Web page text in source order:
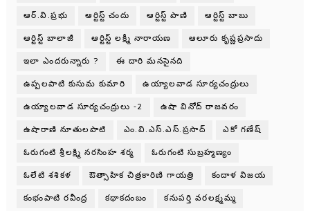
ఆర్.వి.ప్రభు ఆర్టిస్ట్ చందు ఆర్టిస్ట్ పాణి ఆర్టిస్ట్ బాబు
ఆర్టిస్ట్ బాలాజీ ఆర్టిస్ట్ లక్ష్మీ నారాయణ ఆలూరు కృష్ణప్రసాదు
ఇలా ఎందరున్నారు ? ఈ దారి మనసైనది
ఉప్పలపాటి కుసుమ కుమారి ఉయ్యాలవాడ సూర్యచంద్రులు
ఉయ్యాలవాడ సూర్యచంద్రులు -2 ఉషా వినోద్ రాజవరం
ఉషారాణి నూతులపాటి ఎం.వి.ఎస్.ఎస్.ప్రసాద్ ఎకో గణేష్
ఓరుగంటి శ్రీలక్ష్మి నరసింహ శర్మ ఓరుగంటి సుబ్రహ్మణ్యం
ఓలేటి శశికళ ఔత్సాహిక చిత్రకారిణి గాయత్రి కందాళ విజయ
కంభంపాటి రవీంద్ర కథాకదంబం కనుపర్తి వరలక్ష్మమ్మ